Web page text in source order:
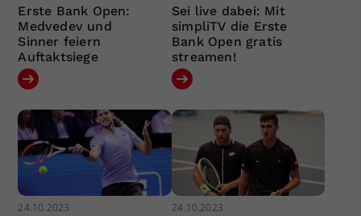
Erste Bank Open:
Medvedev und
Sinner feiern
Auftaktsiege
Sei live dabei: Mit
simpliTV die Erste
Bank Open gratis
streamen!
24.10.2023 24.10.2023